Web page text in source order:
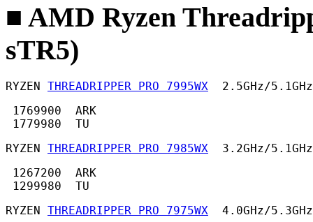
■ AMD Ryzen
sTR5)
RYZEN THREADRIPPER PRO 7995WX
2.5GHz/
1769900  ARK
1779980  TU
RYZEN THREADRIPPER PRO 7985WX
3.2GHz/
1267200  ARK
1299980  TU
RYZEN THREADRIPPER PRO 7975WX
4.0GHz/